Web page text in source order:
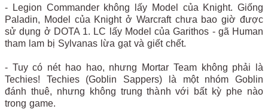
- Legion Commander không lấy Model của Knight. Giống
Paladin, Model của Knight ở Warcraft chưa bao giờ được
sử dụng ở DOTA 1. LC lấy Model của Garithos - gã Human
tham lam bị Sylvanas lừa gạt và giết chết.
- Tuy có nét hao hao, nhưng Mortar Team không phải là
Techies! Techies (Goblin Sappers) là một nhóm Goblin
đánh thuê, nhưng không trung thành với bất kỳ phe nào
trong game.